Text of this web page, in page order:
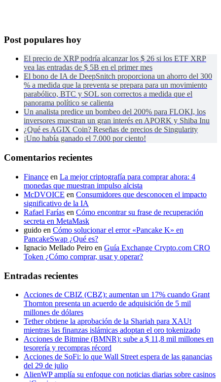
Post populares hoy
El precio de XRP podría alcanzar los $ 26 si los ETF XRP
vea las entradas de $ 5B en el primer mes
El bono de IA de DeepSnitch proporciona un ahorro del 300
% a medida que la preventa se prepara para un movimiento
parabólico, BTC y SOL son correctos a medida que el
panorama político se calienta
Un analista predice un bombeo del 200% para FLOKI, los
inversores muestran un gran interés en APORK y Shiba Inu
¿Qué es AGIX Coin? Reseñas de precios de Singularity
¡Uno había ganado el 7.000 por ciento!
Comentarios recientes
Finance en La mejor criptografía para comprar ahora: 4
monedas que muestran impulso alcista
McDVOICE en Consumidores que desconocen el impacto
significativo de la IA
Rafael Farías en Cómo encontrar su frase de recuperación
secreta en MetaMask
guido en Cómo solucionar el error «Pancake K» en
PancakeSwap ¿Qué es?
Ignacio Mellado Peiro en Guía Exchange Crypto.com CRO
Token ¿Cómo comprar, usar y operar?
Entradas recientes
Acciones de CBIZ (CBZ): aumentan un 17% cuando Grant
Thornton presenta un acuerdo de adquisición de 5 mil
millones de dólares
Tether obtiene la aprobación de la Shariah para XAUt
mientras las finanzas islámicas adoptan el oro tokenizado
Acciones de Bitmine (BMNR): sube a $ 11,8 mil millones en
tesorería y recompras récord
Acciones de SoFi: lo que Wall Street espera de las ganancias
del 29 de julio
AlienWP amplía su enfoque con noticias diarias sobre casinos